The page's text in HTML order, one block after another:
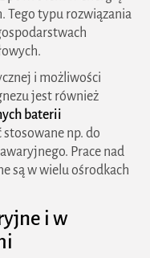
Tego typu rozwiązania
i możliwości
jest również
baterii
np. do
Prace nad
są w wielu ośrodkach
i w